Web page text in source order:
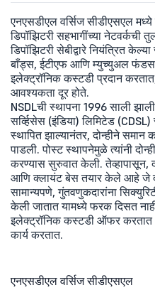
एनएसडीएल वर्सिज सीडीएसएल
डिपॉझिटरी सहभागींच्या नेटवर्कची
डिपॉझिटरी सेबीद्वारे नियंत्रित
बाँड्स, ईटीएफ आणि म्युच्युअल
इलेक्ट्रॉनिक कस्टडी प्रदान
आवश्यकता दूर होते.
NSDLची स्थापना 1996 साली
सर्व्हिसेस (इंडिया) लिमिटेड (CDSL)
स्थापित झाल्यानंतर, दोन्हीने समान
पाडली. पोस्ट स्थापनेमुळे त्यांनी
करण्यास सुरुवात केली. तेव्हापासून,
आणि क्लायंट बेस तयार केले आहे जे
सामान्यपणे, गुंतवणुकदारांना
केली जातात यामध्ये फरक दिसत
इलेक्ट्रॉनिक कस्टडी ऑफर करतात
कार्य करतात.
एनएसडीएल वर्सिज सीडीएसएल